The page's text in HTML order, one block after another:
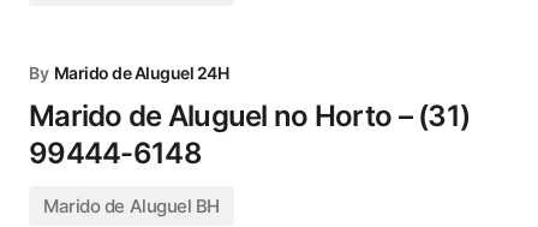
By Marido de Aluguel 24H
Marido de Aluguel no Horto – (31)
99444-6148
Marido de Aluguel BH